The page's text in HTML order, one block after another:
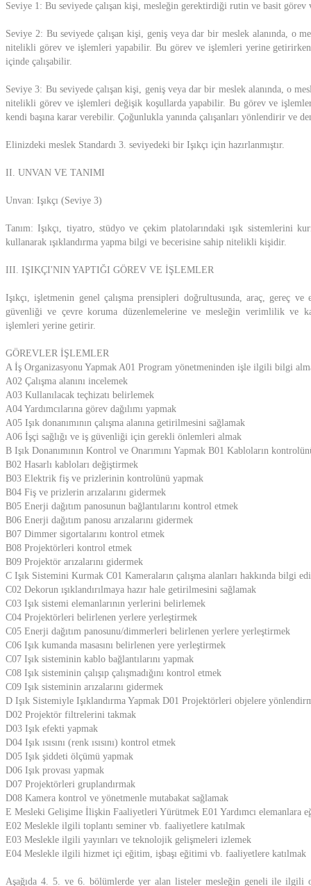
Seviye 1: Bu seviyede çalışan kişi, mesleğin gerektirdiği rutin ve basit
Seviye 2: Bu seviyede çalışan kişi, geniş veya dar bir meslek alanında, o
nitelikli görev ve işlemleri yapabilir. Bu görev ve işlemleri yerine
içinde çalışabilir.
Seviye 3: Bu seviyede çalışan kişi, geniş veya dar bir meslek alanında, o
nitelikli görev ve işlemleri değişik koşullarda yapabilir. Bu görev ve
kendi başına karar verebilir. Çoğunlukla yanında çalışanları yönlendirir ve
Elinizdeki meslek Standardı 3. seviyedeki bir Işıkçı için hazırlanmıştır.
II. UNVAN VE TANIMI
Unvan: Işıkçı (Seviye 3)
Tanım: Işıkçı, tiyatro, stüdyo ve çekim platolarındaki ışık sistemlerini
kullanarak ışıklandırma yapma bilgi ve becerisine sahip nitelikli kişidir.
III. IŞIKÇI'NIN YAPTIĞI GÖREV VE İŞLEMLER
Işıkçı, işletmenin genel çalışma prensipleri doğrultusunda, araç, gereç
güvenliği ve çevre koruma düzenlemelerine ve mesleğin verimlilik ve
işlemleri yerine getirir.
GÖREVLER İŞLEMLER
A İş Organizasyonu Yapmak A01 Program yönetmeninden işle ilgili bilgi
A02 Çalışma alanını incelemek
A03 Kullanılacak teçhizatı belirlemek
A04 Yardımcılarına görev dağılımı yapmak
A05 Işık donanımının çalışma alanına getirilmesini sağlamak
A06 İşçi sağlığı ve iş güvenliği için gerekli önlemleri almak
B Işık Donanımının Kontrol ve Onarımını Yapmak B01 Kabloların
B02 Hasarlı kabloları değiştirmek
B03 Elektrik fiş ve prizlerinin kontrolünü yapmak
B04 Fiş ve prizlerin arızalarını gidermek
B05 Enerji dağıtım panosunun bağlantılarını kontrol etmek
B06 Enerji dağıtım panosu arızalarını gidermek
B07 Dimmer sigortalarını kontrol etmek
B08 Projektörleri kontrol etmek
B09 Projektör arızalarını gidermek
C Işık Sistemini Kurmak C01 Kameraların çalışma alanları hakkında bilgi
C02 Dekorun ışıklandırılmaya hazır hale getirilmesini sağlamak
C03 Işık sistemi elemanlarının yerlerini belirlemek
C04 Projektörleri belirlenen yerlere yerleştirmek
C05 Enerji dağıtım panosunu/dimmerleri belirlenen yerlere yerleştirmek
C06 Işık kumanda masasını belirlenen yere yerleştirmek
C07 Işık sisteminin kablo bağlantılarını yapmak
C08 Işık sisteminin çalışıp çalışmadığını kontrol etmek
C09 Işık sisteminin arızalarını gidermek
D Işık Sistemiyle Işıklandırma Yapmak D01 Projektörleri objelere
D02 Projektör filtrelerini takmak
D03 Işık efekti yapmak
D04 Işık ısısını (renk ısısını) kontrol etmek
D05 Işık şiddeti ölçümü yapmak
D06 Işık provası yapmak
D07 Projektörleri gruplandırmak
D08 Kamera kontrol ve yönetmenle mutabakat sağlamak
E Mesleki Gelişime İlişkin Faaliyetleri Yürütmek E01 Yardımcı elemanlara
E02 Meslekle ilgili toplantı seminer vb. faaliyetlere katılmak
E03 Meslekle ilgili yayınları ve teknolojik gelişmeleri izlemek
E04 Meslekle ilgili hizmet içi eğitim, işbaşı eğitimi vb. faaliyetlere katılmak
Aşağıda 4. 5. ve 6. bölümlerde yer alan listeler mesleğin geneli ile ilgili